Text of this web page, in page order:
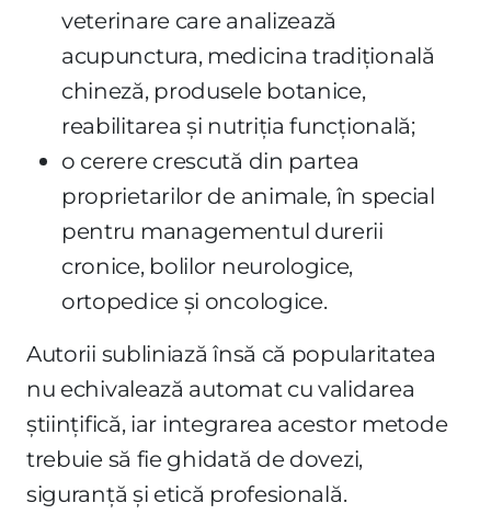
veterinare care analizează
acupunctura, medicina tradițională
chineză, produsele botanice,
reabilitarea și nutriția funcțională;
o cerere crescută din partea
proprietarilor de animale, în special
pentru managementul durerii
cronice, bolilor neurologice,
ortopedice și oncologice.
Autorii subliniază însă că popularitatea
nu echivalează automat cu validarea
științifică, iar integrarea acestor metode
trebuie să fie ghidată de dovezi,
siguranță și etică profesională.